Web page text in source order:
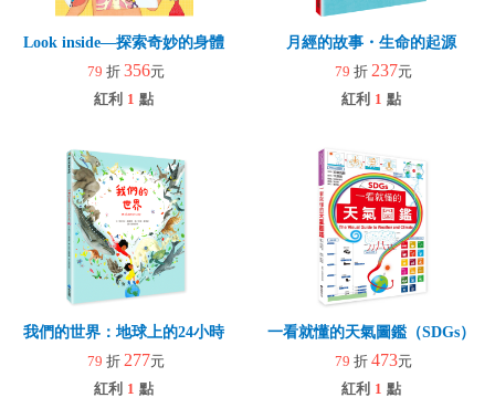
Look inside—探索奇妙的身體
79 折 356元
紅利 1 點
月經的故事・生命的起源
79 折 237元
紅利 1 點
我們的世界：地球上的24小時
79 折 277元
紅利 1 點
一看就懂的天氣圖鑑（SDGs）
79 折 473元
紅利 1 點